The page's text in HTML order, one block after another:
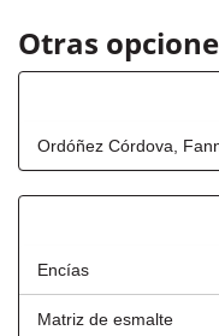
Otras
Ordóñez Córdova,
Encías
Matriz de esmalte